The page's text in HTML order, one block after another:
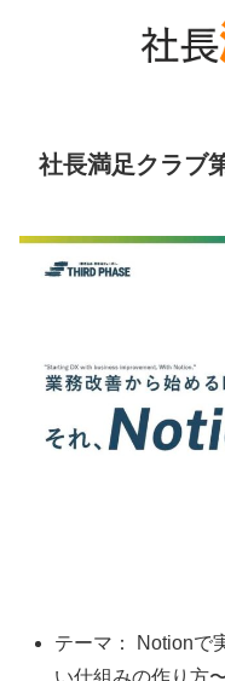
社長満足クラブ
テーマ： Notionで
い仕組みの作り方